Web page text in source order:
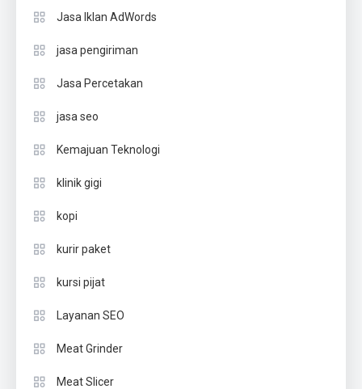
Jasa Iklan AdWords
jasa pengiriman
Jasa Percetakan
jasa seo
Kemajuan Teknologi
klinik gigi
kopi
kurir paket
kursi pijat
Layanan SEO
Meat Grinder
Meat Slicer